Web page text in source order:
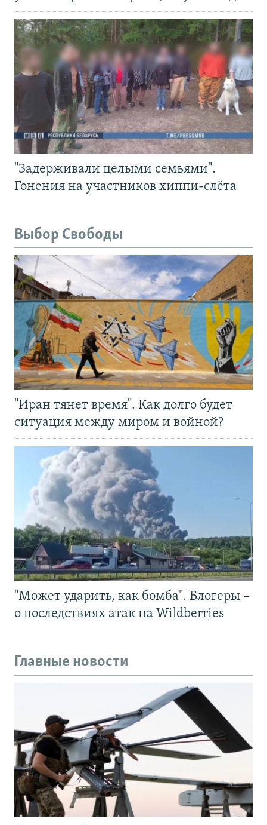
"Задерживали целыми семьями".
Гонения на участников хиппи-слёта
Выбор Свободы
"Иран тянет время". Как долго будет
ситуация между миром и войной?
"Может ударить, как бомба". Блогеры –
о последствиях атак на Wildberries
Главные новости